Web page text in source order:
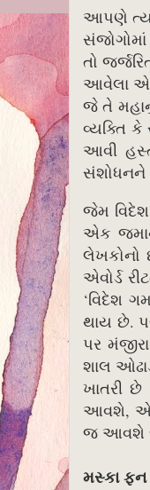
આપણે ત્યાં
તો
આવેલા
જે તે
વ્યક્તિ કે
આવી
સંશોધનને
જેમ વિદેશ
એક
લેખકોનો
એવોર્ડ
‘વિદેશ
થાય છે.
પર
શાલ
ખાતરી
આવશે,
જ આવશે
મસ્કા ફન